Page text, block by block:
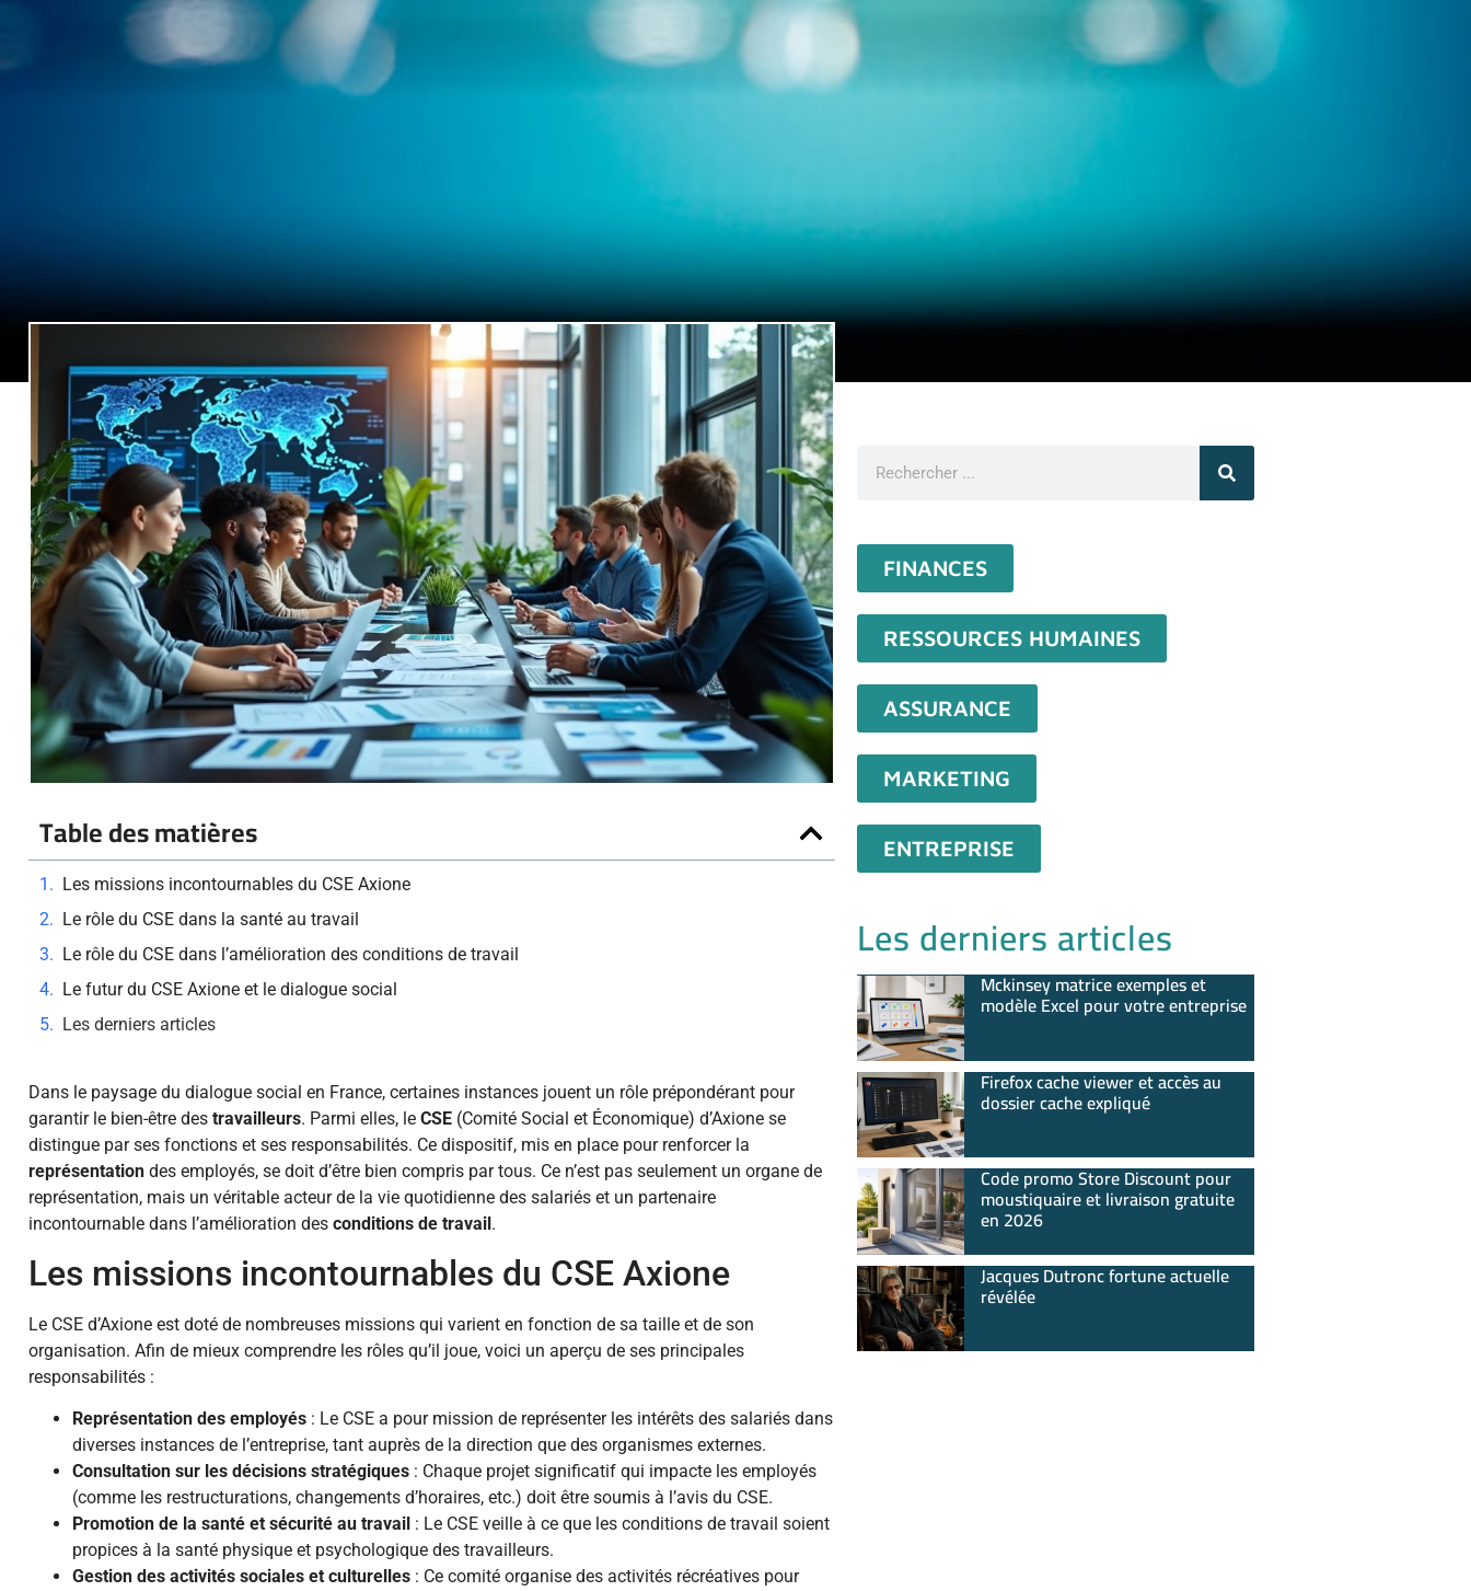
Table des matières
Les missions incontournables du CSE Axione
Le rôle du CSE dans la santé au travail
Le rôle du CSE dans l’amélioration des conditions de travail
Le futur du CSE Axione et le dialogue social
Les derniers articles
Dans le paysage du dialogue social en France, certaines instances jouent un rôle prépondérant pour
garantir le bien-être des travailleurs. Parmi elles, le CSE (Comité Social et Économique) d’Axione se
distingue par ses fonctions et ses responsabilités. Ce dispositif, mis en place pour renforcer la
représentation des employés, se doit d’être bien compris par tous. Ce n’est pas seulement un organe de
représentation, mais un véritable acteur de la vie quotidienne des salariés et un partenaire
incontournable dans l’amélioration des conditions de travail.
Les missions incontournables du CSE Axione
Le CSE d’Axione est doté de nombreuses missions qui varient en fonction de sa taille et de son
organisation. Afin de mieux comprendre les rôles qu’il joue, voici un aperçu de ses principales
responsabilités :
Représentation des employés : Le CSE a pour mission de représenter les intérêts des salariés dans
diverses instances de l’entreprise, tant auprès de la direction que des organismes externes.
Consultation sur les décisions stratégiques : Chaque projet significatif qui impacte les employés
(comme les restructurations, changements d’horaires, etc.) doit être soumis à l’avis du CSE.
Promotion de la santé et sécurité au travail : Le CSE veille à ce que les conditions de travail soient
propices à la santé physique et psychologique des travailleurs.
Gestion des activités sociales et culturelles : Ce comité organise des activités récréatives pour
FINANCES
RESSOURCES HUMAINES
ASSURANCE
MARKETING
ENTREPRISE
Les derniers articles
Mckinsey matrice exemples et
modèle Excel pour votre entreprise
Firefox cache viewer et accès au
dossier cache expliqué
Code promo Store Discount pour
moustiquaire et livraison gratuite
en 2026
Jacques Dutronc fortune actuelle
révélée